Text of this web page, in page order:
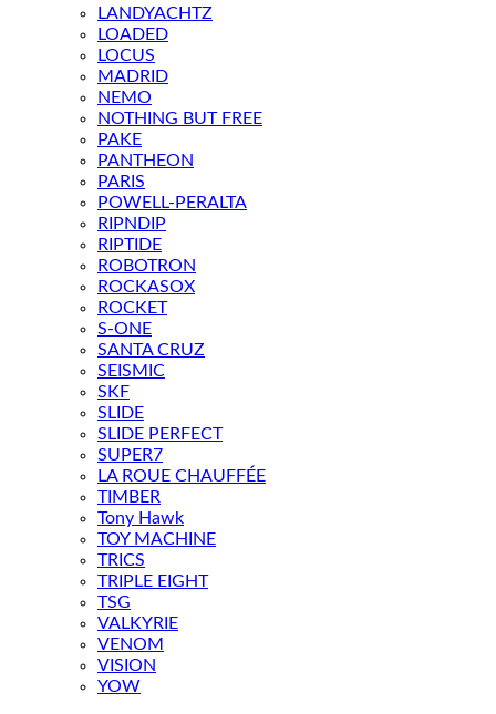
LANDYACHTZ
LOADED
LOCUS
MADRID
NEMO
NOTHING BUT FREE
PAKE
PANTHEON
PARIS
POWELL-PERALTA
RIPNDIP
RIPTIDE
ROBOTRON
ROCKASOX
ROCKET
S-ONE
SANTA CRUZ
SEISMIC
SKF
SLIDE
SLIDE PERFECT
SUPER7
LA ROUE CHAUFFÉE
TIMBER
Tony Hawk
TOY MACHINE
TRICS
TRIPLE EIGHT
TSG
VALKYRIE
VENOM
VISION
YOW